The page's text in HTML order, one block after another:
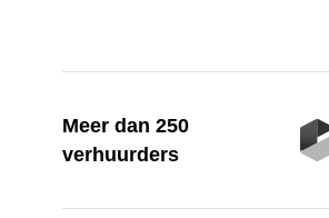
Meer dan 250
verhuurders